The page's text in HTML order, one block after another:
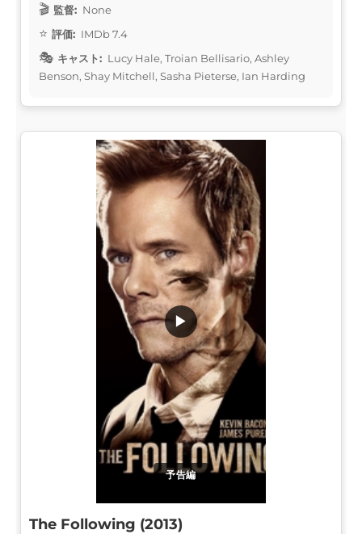
監督: None
評価: IMDb 7.4
キャスト: Lucy Hale, Troian Bellisario, Ashley
Benson, Shay Mitchell, Sasha Pieterse, Ian Harding
予告編
▶
The Following (2013)